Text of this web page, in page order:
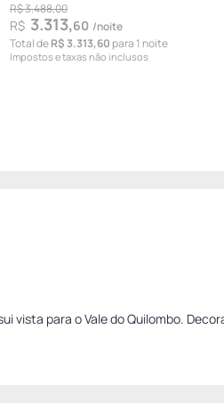
R$ 3.488,00
R$ 3.313,60 /noite
Total deR$ 3.313,60 para 1 noite
Impostos e taxas não inclusos
vista para o Vale do Quilombo.